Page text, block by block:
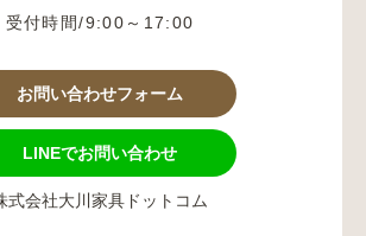
受付時間/9:00～17:00
お問い合わせフォーム
LINEでお問い合わせ
式会社大川家具ドットコム